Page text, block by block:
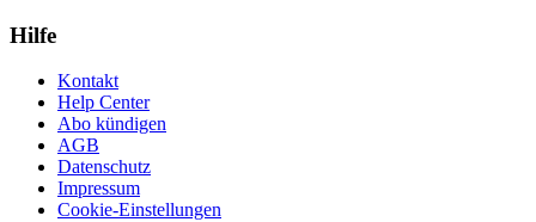
Hilfe
Kontakt
Help Center
Abo kündigen
AGB
Datenschutz
Impressum
Cookie-Einstellungen